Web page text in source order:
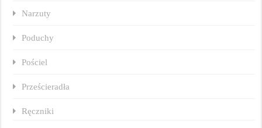
Narzuty
Poduchy
Pościel
Prześcieradła
Ręczniki